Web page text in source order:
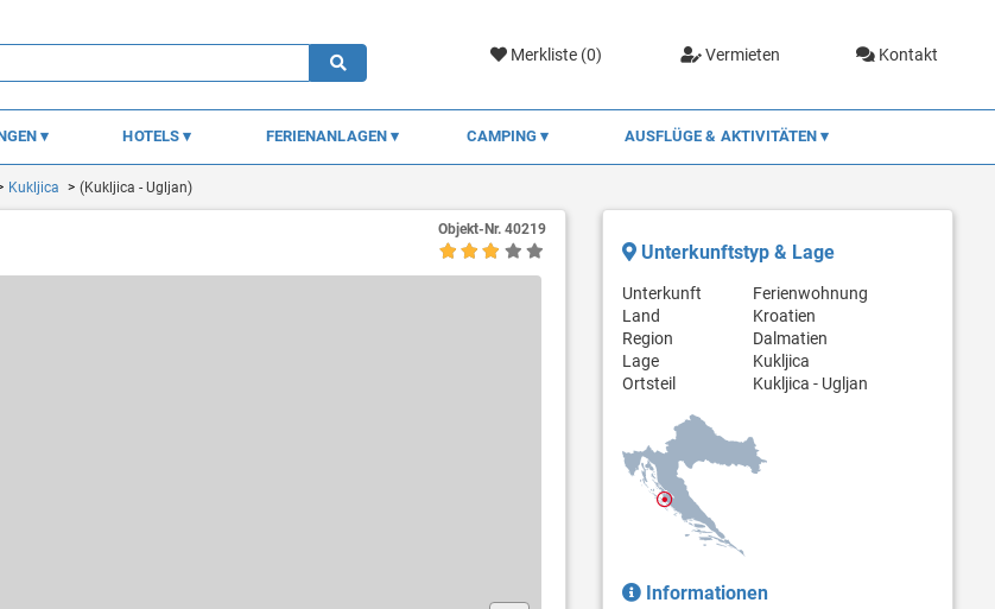
Merkliste (0) Vermieten Kontakt
HOTELS FERIENANLAGEN CAMPING AUSFLÜGE & AKTIVITÄTEN
Kukljica (Kukljica - Ugljan)
Objekt-Nr. 40219
Unterkunftstyp & Lage
Unterkunft
Ferienwohnung
Land
Kroatien
Region
Dalmatien
Lage
Kukljica
Ortsteil
Kukljica - Ugljan
Informationen